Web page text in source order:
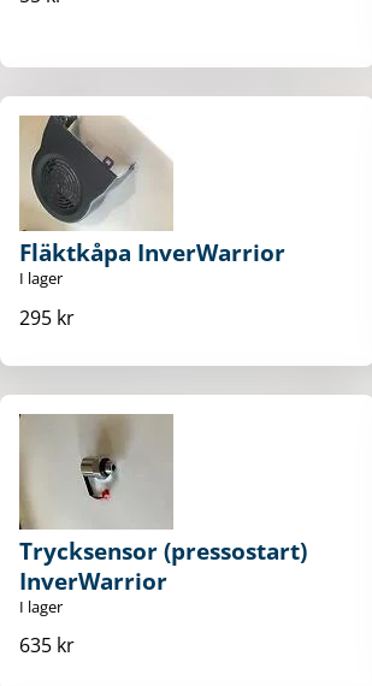
Fläktkåpa InverWarrior
I lager
295 kr
Trycksensor (pressostart)
InverWarrior
I lager
635 kr